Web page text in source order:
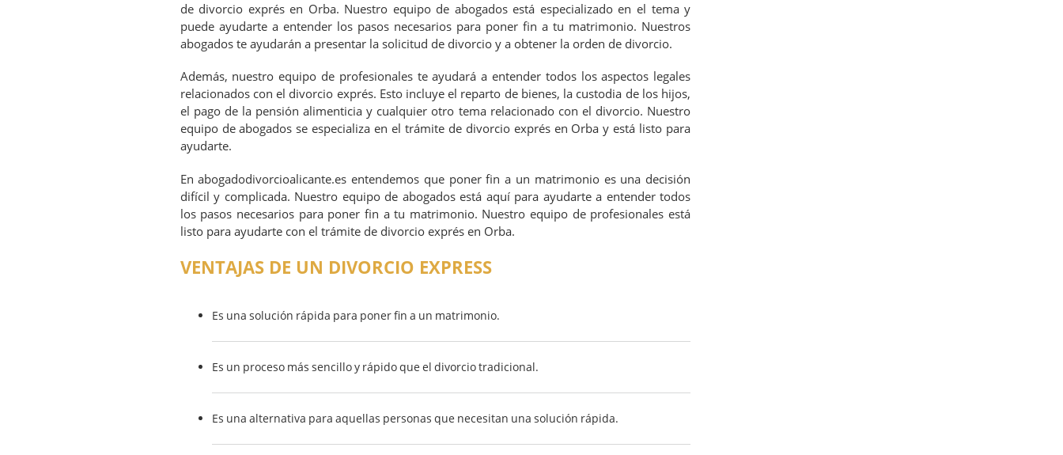
de divorcio exprés en Orba. Nuestro equipo de abogados está especializado en el tema y
puede ayudarte a entender los pasos necesarios para poner fin a tu matrimonio. Nuestros
abogados te ayudarán a presentar la solicitud de divorcio y a obtener la orden de divorcio.
Además, nuestro equipo de profesionales te ayudará a entender todos los aspectos legales
relacionados con el divorcio exprés. Esto incluye el reparto de bienes, la custodia de los hijos,
el pago de la pensión alimenticia y cualquier otro tema relacionado con el divorcio. Nuestro
equipo de abogados se especializa en el trámite de divorcio exprés en Orba y está listo para
ayudarte.
En abogadodivorcioalicante.es entendemos que poner fin a un matrimonio es una decisión
difícil y complicada. Nuestro equipo de abogados está aquí para ayudarte a entender todos
los pasos necesarios para poner fin a tu matrimonio. Nuestro equipo de profesionales está
listo para ayudarte con el trámite de divorcio exprés en Orba.
VENTAJAS DE UN DIVORCIO EXPRESS
Es una solución rápida para poner fin a un matrimonio.
Es un proceso más sencillo y rápido que el divorcio tradicional.
Es una alternativa para aquellas personas que necesitan una solución rápida.